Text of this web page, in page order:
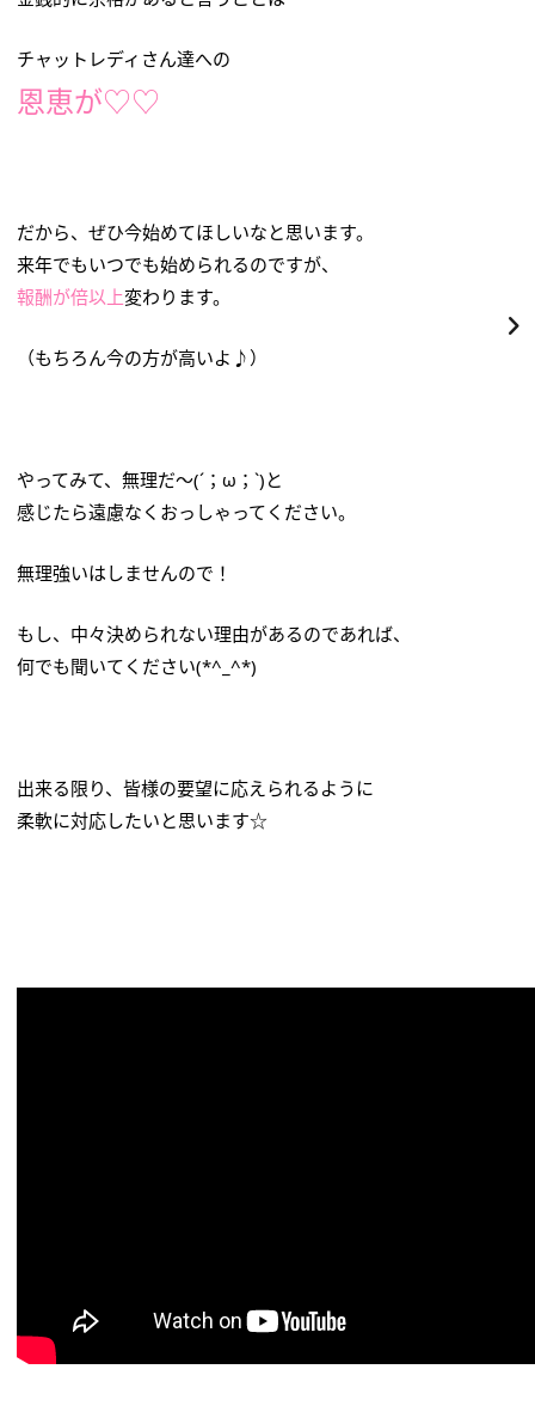
チャットレディさん達への
恩恵が♡♡
だから、ぜひ今始めてほしいなと思います。
来年でもいつでも始められるのですが、
報酬が倍以上変わります。
（もちろん今の方が高いよ♪）
やってみて、無理だ～(´；ω；`)と
感じたら遠慮なくおっしゃってください。
無理強いはしませんので！
もし、中々決められない理由があるのであれば、
何でも聞いてください(*^_^*)
出来る限り、皆様の要望に応えられるように
柔軟に対応したいと思います☆